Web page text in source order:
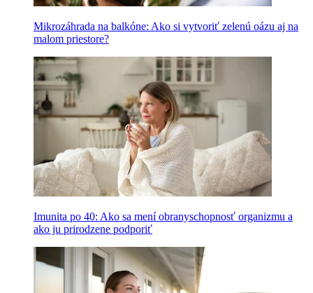
Mikrozáhrada na balkóne: Ako si vytvoriť zelenú oázu aj na
malom priestore?
Imunita po 40: Ako sa mení obranyschopnosť organizmu a
ako ju prirodzene podporiť